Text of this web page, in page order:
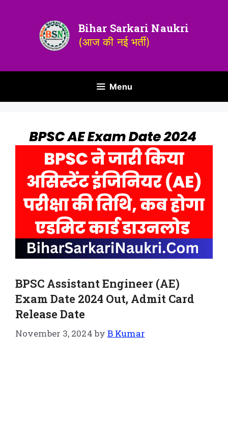
Bihar Sarkari Naukri
(आज की नई भर्ती)
Menu
BPSC Assistant Engineer (AE)
Exam Date 2024 Out, Admit Card
Release Date
November 3, 2024 byB Kumar